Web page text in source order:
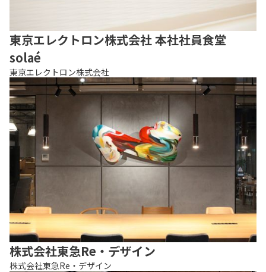
東京エレクトロン株式会社 本社社員食堂
solaé
東京エレクトロン株式会社
株式会社東急Re・デザイン
株式会社東急Re・デザイン